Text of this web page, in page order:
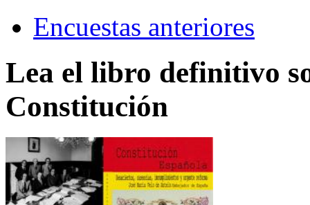
Encuestas anteriores
Lea el libro definitivo
Constitución